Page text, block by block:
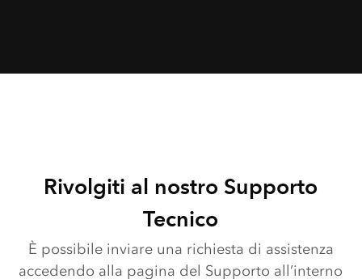
Rivolgiti al nostro Supporto
Tecnico
È possibile inviare una richiesta di assistenza
accedendo alla pagina del Supporto all’interno